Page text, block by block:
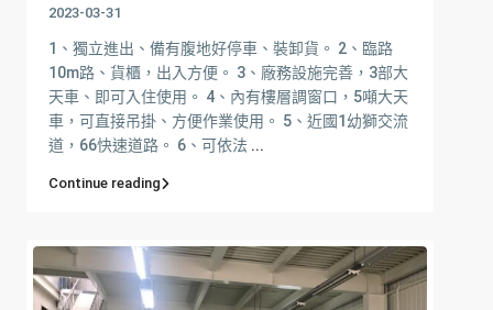
2023-03-31
1、獨立進出、備有腹地好停車、裝卸貨。 2、臨路
10m路、貨櫃，出入方便。 3、廠務設施完善，3部大
天車、即可入住使用。 4、內有樓層調窗口，5噸大天
車，可直接吊掛、方便作業使用。 5、近國1幼獅交流
道，66快速道路。 6、可依法 ...
Continue reading